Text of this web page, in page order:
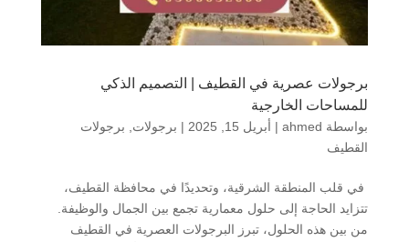
برجولات عصرية في القطيف | التصميم الذكي
للمساحات الخارجية
بواسطة ahmed
| أبريل 15, 2025 | برجولات, برجولات
القطيف
في قلب المنطقة الشرقية، وتحديدًا في محافظة القطيف،
تتزايد الحاجة إلى حلول معمارية تجمع بين الجمال والوظيفة.
من بين هذه الحلول، تبرز البرجولات العصرية في القطيف